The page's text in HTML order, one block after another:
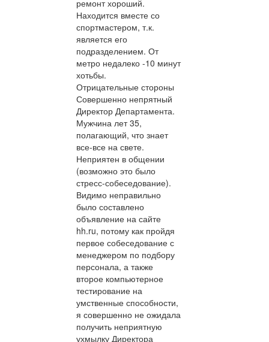
ремонт хороший.
Находится вместе со
спортмастером, т.к.
является его
подразделением. От
метро недалеко -10 минут
хотьбы.
Отрицательные стороны
Совершенно непрятный
Директор Департамента.
Мужчина лет 35,
полагающий, что знает
все-все на свете.
Неприятен в общении
(возможно это было
стресс-собеседование).
Видимо неправильно
было составлено
объявление на сайте
hh.ru, потому как пройдя
первое собеседование с
менеджером по подбору
персонала, а также
второе компьютерное
тестирование на
умственные способности,
я совершенно не ожидала
получить неприятную
ухмылку Директора